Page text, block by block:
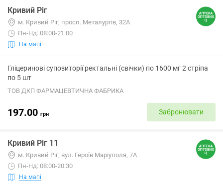
Кривий Ріг
м. Кривий Ріг, просп. Металургів, 32А
Пн-Нд: 08:00-21:00
На мапі
Гліцеринові супозиторії ректальні (свічки) по 1600 мг 2 стріпа
по 5 шт
ТОВ ДКП ФАРМАЦЕВТИЧНА ФАБРИКА
197.00 грн Забронювати
Кривий Ріг 11
м. Кривий Ріг, вул. Героїв Маріуполя, 7А
Пн-Нд: 08:00-20:30
На мапі